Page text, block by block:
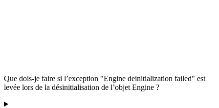
Que dois-je faire si l’exception "Engine deinitialization failed" est
levée lors de la désinitialisation de l’objet Engine ?